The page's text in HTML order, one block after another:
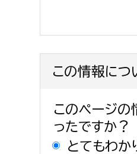
この情報につ
このページの
ったですか？
とてもわか